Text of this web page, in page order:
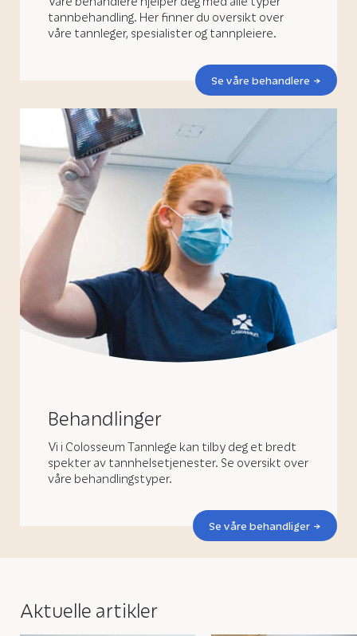
tannbehandling. Her finner du oversikt over
våre tannleger, spesialister og tannpleiere.
Se våre behandlere
Behandlinger
Vi i Colosseum Tannlege kan tilby deg et bredt
spekter av tannhelsetjenester. Se oversikt over
våre behandlingstyper.
Se våre behandliger
Aktuelle artikler